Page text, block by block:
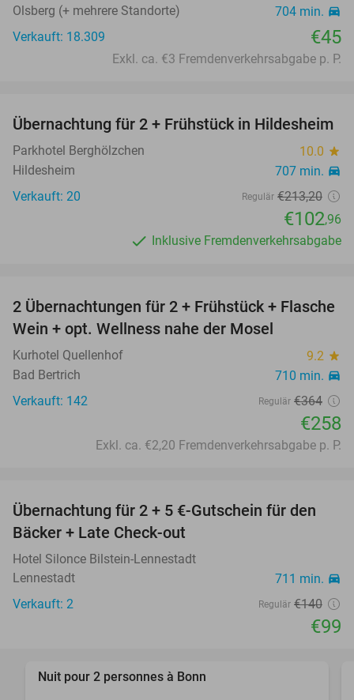
Olsberg (+ mehrere Standorte) 704 min. directions_car
Verkauft: 18.309 €45
Exkl. ca. €3 Fremdenverkehrsabgabe p. P.
52%
Übernachtung für 2 + Frühstück in Hildesheim
Parkhotel Berghölzchen 10.0 star
Hildesheim 707 min. directions_car
Verkauft: 20 Regulär €213,20
€102,96
Inklusive Fremdenverkehrsabgabe
29%
2 Übernachtungen für 2 + Frühstück + Flasche
Wein + opt. Wellness nahe der Mosel
Kurhotel Quellenhof 9.2 star
Bad Bertrich 710 min. directions_car
Verkauft: 142 Regulär €364
€258
Exkl. ca. €2,20 Fremdenverkehrsabgabe p. P.
29%
Übernachtung für 2 + 5 €-Gutschein für den
Bäcker + Late Check-out
Hotel Silonce Bilstein-Lennestadt
Lennestadt
711 min. directions_car
Verkauft: 2 Regulär €140
€99
favorite_border
Nuit pour 2 personnes à Bonn